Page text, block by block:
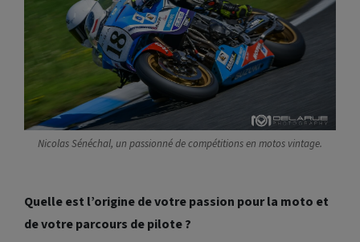
Nicolas Sénéchal, un passionné de compétitions en motos vintage.
Quelle est l’origine de votre passion pour la moto et
de votre parcours de pilote ?